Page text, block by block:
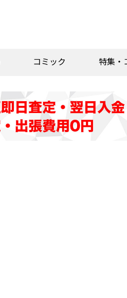
コミック 特集・